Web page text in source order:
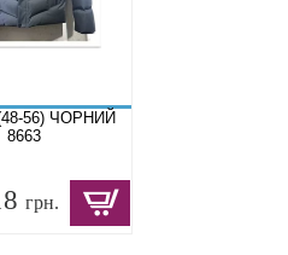
56) ЧОРНИЙ
8663
грн.